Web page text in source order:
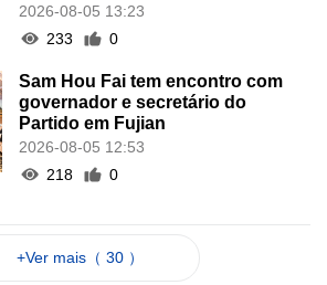
2026-08-05 13:23
233
0
Sam Hou Fai tem encontro com
governador e secretário do
Partido em Fujian
2026-08-05 12:53
218
0
+Ver mais（ 30 ）